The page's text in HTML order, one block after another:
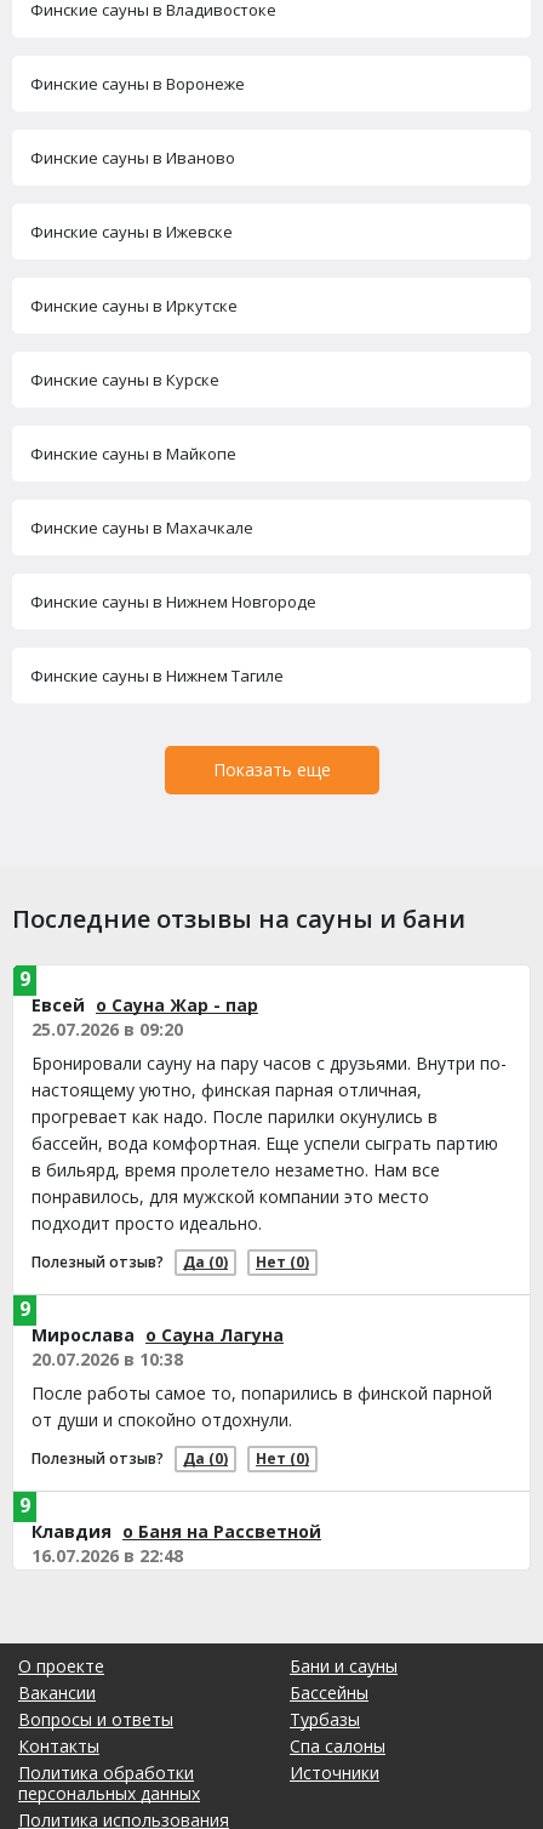
Финские сауны в Владивостоке
Финские сауны в Воронеже
Финские сауны в Иваново
Финские сауны в Ижевске
Финские сауны в Иркутске
Финские сауны в Курске
Финские сауны в Майкопе
Финские сауны в Махачкале
Финские сауны в Нижнем Новгороде
Финские сауны в Нижнем Тагиле
Показать еще
Последние отзывы на сауны и бани
Евсей о Сауна Жар - пар
25.07.2026 в 09:20
Бронировали сауну на пару часов с друзьями. Внутри по-
настоящему уютно, финская парная отличная,
прогревает как надо. После парилки окунулись в
бассейн, вода комфортная. Еще успели сыграть партию
в бильярд, время пролетело незаметно. Нам все
понравилось, для мужской компании это место
подходит просто идеально.
Полезный отзыв? Да (0) Нет (0)
9
Мирослава о Сауна Лагуна
20.07.2026 в 10:38
После работы самое то, попарились в финской парной
от души и спокойно отдохнули.
Полезный отзыв? Да (0) Нет (0)
9
Клавдия о Баня на Рассветной
16.07.2026 в 22:48
9
Кира о Сауна в Центре
15.07.2026 в 06:57
Сауна уютная, мне здесь понравилось. Сотрудники очень
вежливые и внимательные, встретили хорошо.
9
О проекте
Вакансии
Вопросы и ответы
Контакты
Политика обработки
персональных данных
Политика использования
Бани и сауны
Бассейны
Турбазы
Спа салоны
Источники